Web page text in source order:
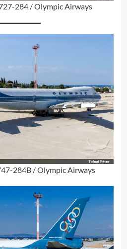
284 / Olympic Airways
284B / Olympic Airways